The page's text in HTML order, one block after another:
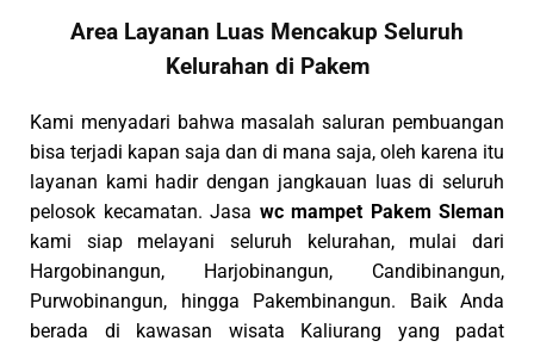
Area Layanan Luas Mencakup Seluruh
Kelurahan di Pakem
Kami menyadari bahwa masalah saluran pembuangan
bisa terjadi kapan saja dan di mana saja, oleh karena itu
layanan kami hadir dengan jangkauan luas di seluruh
pelosok kecamatan. Jasa wc mampet Pakem Sleman
kami siap melayani seluruh kelurahan, mulai dari
Hargobinangun, Harjobinangun, Candibinangun,
Purwobinangun, hingga Pakembinangun. Baik Anda
berada di kawasan wisata Kaliurang yang padat